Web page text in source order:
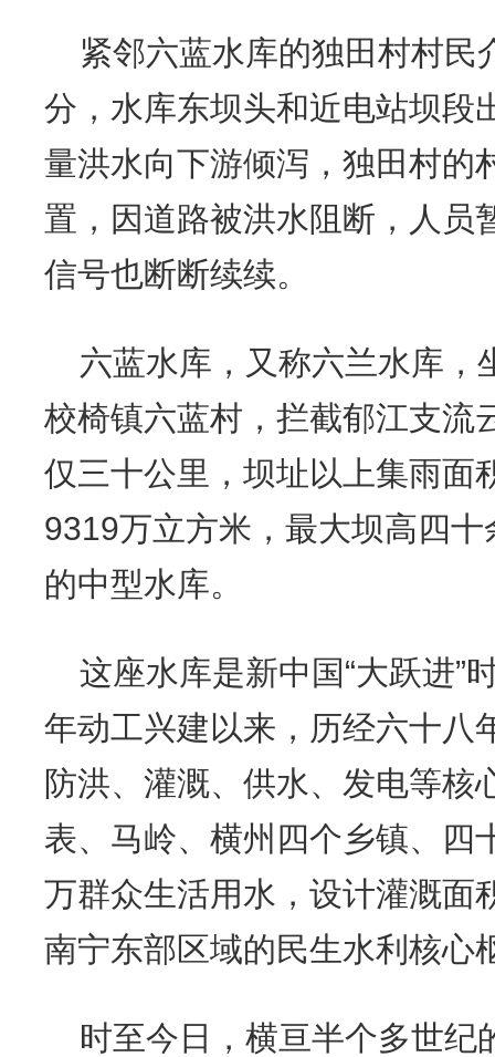
紧邻六蓝水库的独田村村民
分，水库东坝头和近电站坝段
量洪水向下游倾泻，独田村的
置，因道路被洪水阻断，人员
信号也断断续续。
六蓝水库，又称六兰水库，
校椅镇六蓝村，拦截郁江支流
仅三十公里，坝址以上集雨面
9319万立方米，最大坝高四
的中型水库。
这座水库是新中国“大跃进”
年动工兴建以来，历经六十八
防洪、灌溉、供水、发电等核
表、马岭、横州四个乡镇、四
万群众生活用水，设计灌溉面
南宁东部区域的民生水利核心
时至今日，横亘半个多世纪